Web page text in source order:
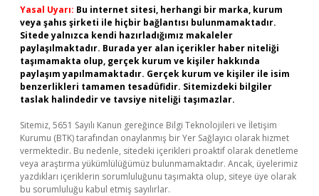
Yasal Uyarı: Bu internet sitesi, herhangi bir marka, kurum
veya şahıs şirketi ile hiçbir bağlantısı bulunmamaktadır.
Sitede yalnızca kendi hazırladığımız makaleler
paylaşılmaktadır. Burada yer alan içerikler haber niteliği
taşımamakta olup, gerçek kurum ve kişiler hakkında
paylaşım yapılmamaktadır. Gerçek kurum ve kişiler ile isim
benzerlikleri tamamen tesadüfidir. Sitemizdeki bilgiler
taslak halindedir ve tavsiye niteliği taşımazlar.
Sitemiz, 5651 Sayılı Kanun gereğince Bilgi Teknolojileri ve İletişim
Kurumu (BTK) tarafından onaylanmış bir Yer Sağlayıcı olarak hizmet
vermektedir. Bu nedenle, sitedeki içerikleri proaktif olarak denetleme
veya araştırma yükümlülüğümüz bulunmamaktadır. Ancak, üyelerimiz
yazdıkları içeriklerin sorumluluğunu taşımakta olup, siteye üye olarak
bu sorumluluğu kabul etmiş sayılırlar.